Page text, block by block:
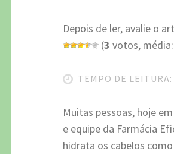
Depois de ler, avalie o
(3 votos,
TEMPO DE LEITURA:
Muitas pessoas, hoje
e equipe da Farmácia
hidrata os cabelos